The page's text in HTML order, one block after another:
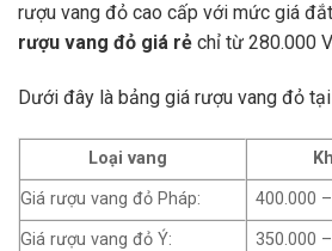
rượu vang đỏ cao cấp với mức giá
rượu vang đỏ giá rẻ chỉ từ 280.000
Dưới đây là bảng giá rượu vang đỏ tại
Loại vang
Giá rượu vang đỏ Pháp:
400.000
Giá rượu vang đỏ Ý:
350.000